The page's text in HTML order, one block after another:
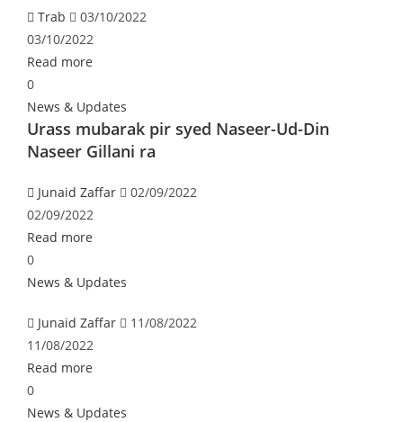
Trab
03/10/2022
03/10/2022
Read more
0
News & Updates
Urass mubarak pir syed Naseer-Ud-Din
Naseer Gillani ra
Junaid Zaffar
02/09/2022
02/09/2022
Read more
0
News & Updates
Junaid Zaffar
11/08/2022
11/08/2022
Read more
0
News & Updates